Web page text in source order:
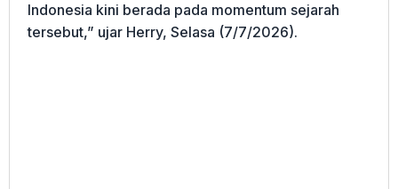
Indonesia kini berada pada momentum sejarah
tersebut,” ujar Herry, Selasa (7/7/2026).